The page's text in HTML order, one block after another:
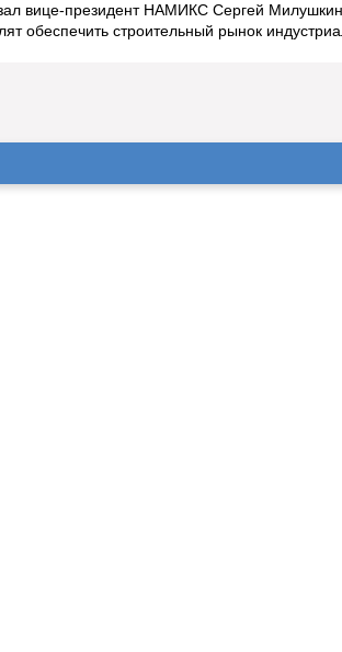
вице-президент НАМИКС Сергей
обеспечить строительный рынок